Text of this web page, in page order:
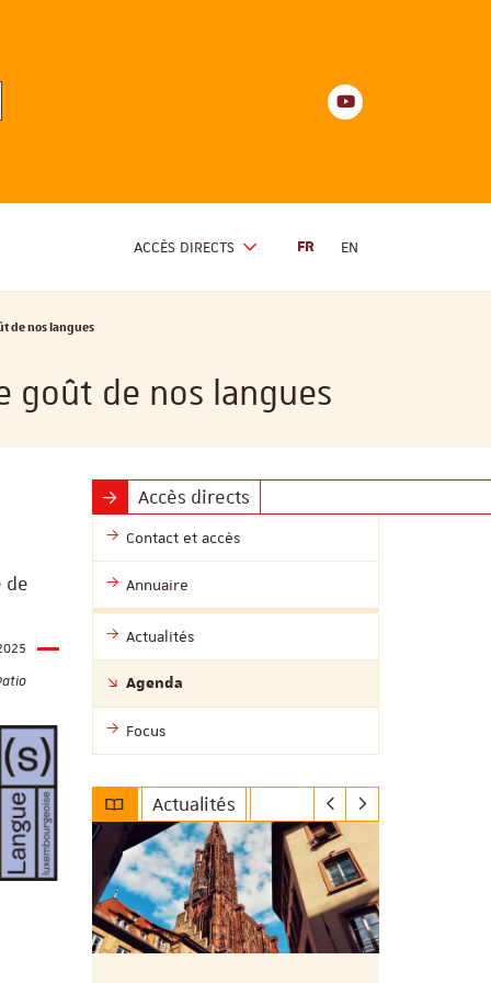
Youtube
ACCÈS DIRECTS FR EN
de nos langues
goût de nos langues
de
Accès directs
Contact et accès
Annuaire
Actualités
Agenda
Focus
Actualités